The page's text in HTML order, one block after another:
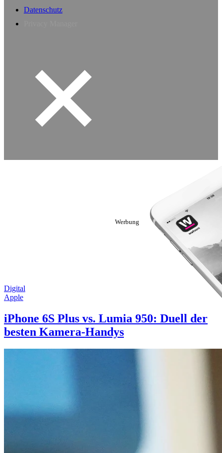
Datenschutz
Digital
Apple
iPhone 6S Plus vs. Lumia 950: Duell der
besten Kamera-Handys